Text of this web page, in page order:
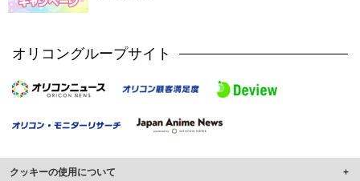
オリコングループサイト
クッキーの使用について